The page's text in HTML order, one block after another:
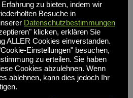
und zufällige
gehören der
an.
Lock-In
volle Kontrolle über Ihre
flexiblen
Erfahrung zu bieten, indem wir
Besuche in
Datenschutzbestimmungen
klicken, erklären Sie
ALLER Cookies einverstanden.
Einstellungen" besuchen,
zu erteilen. Sie haben
Cookies abzulehnen. Wenn
ablehnen, kann dies jedoch Ihr